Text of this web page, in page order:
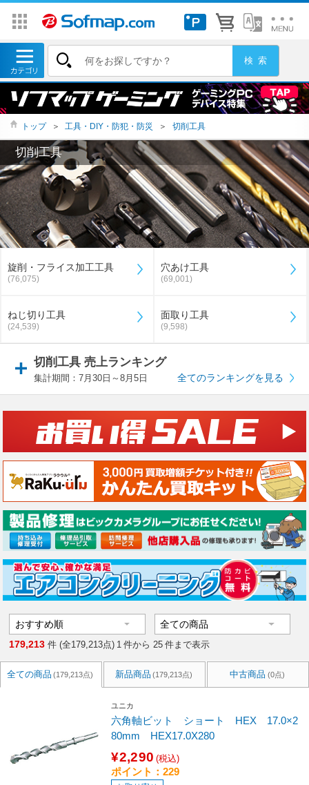
トップ ＞ 工具・DIY・防犯・防災 ＞ 切削工具
切削工具
旋削・フライス加工工具
(76,075)
穴あけ工具
(69,001)
ねじ切り工具
(24,539)
面取り工具
(9,598)
切削工具 売上ランキング
集計期間：7月30日～8月5日 全てのランキングを見る
179,213 件 (全179,213点) 1 件から 25 件まで表示
全ての商品 (179,213点) 新品商品 (179,213点) 中古商品 (0点)
ユニカ
六角軸ビット ショート HEX 17.0×2
80mm HEX17.0X280
¥2,290 (税込)
ポイント：229